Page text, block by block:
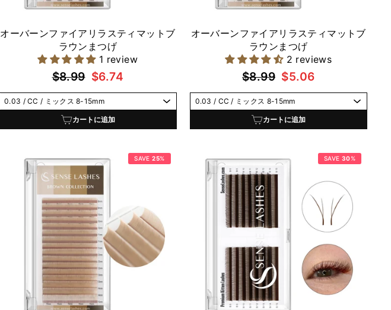
オーバーンファイアリラスティマットブ
ラウンまつげ
1 review
通
常
価
$8.99 セ
ー
ル
価
$6.74
カートに追加
オーバーンファイアリラスティマットブ
ラウンまつげ
2 reviews
通
常
価
$8.99 セ
ー
ル
価
$5.06
カートに追加
SAVE25% SAVE 30%